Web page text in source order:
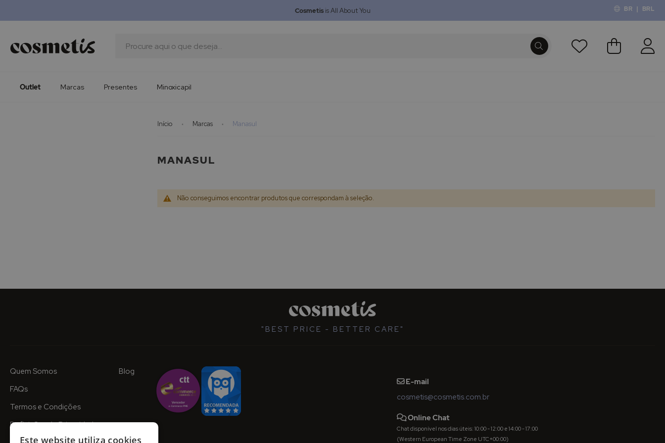
BR | BRL
Cosmetisis All About You
Procura
O Meu
Presentes
Minoxicapil
Outlet Marcas Presentes Minoxicapil
Início Marcas Manasul
MANASUL
Não conseguimos encontrar produtos que correspondam à seleção.
"BEST PRICE - BETTER CARE"
Quem Somos
FAQs
Termos e Condições
Definições de Privacidade
Blog
E-mail
cosmetis@cosmetis.com.br
Online Chat
Chat disponível nos dias úteis: 10:00 - 12:00 e 14:00 - 17:00
(Western European Time Zone UTC+00:00)
Este website utiliza cookies